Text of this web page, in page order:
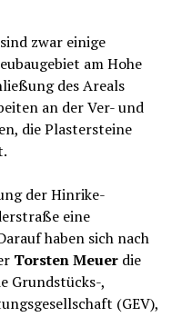
zwar einige
am Hohe
des Areals
an der Ver- und
die Plastersteine
der Hinrike-
eine
haben sich nach
Torsten Meuer die
Grundstücks-,
(GEV),